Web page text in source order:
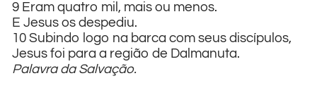
9 Eram quatro mil, mais ou menos.
E Jesus os despediu.
10 Subindo logo na barca com seus discípulos,
Jesus foi para a região de Dalmanuta.
Palavra da Salvação.